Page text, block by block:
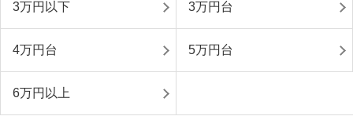
3万円以下 3万円台
4万円台 5万円台
6万円以上